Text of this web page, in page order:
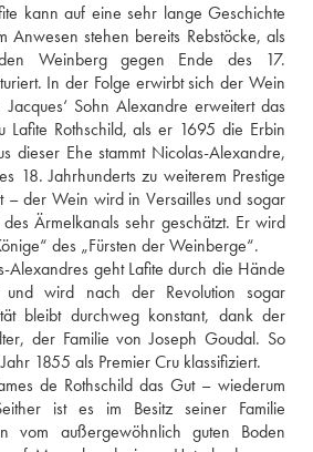
kann auf eine sehr lange Geschichte
Anwesen stehen bereits Rebstöcke, als
Weinberg gegen Ende des 17.
In der Folge erwirbt sich der Wein
Sohn Alexandre erweitert das
Lafite Rothschild, als er 1695 die Erbin
dieser Ehe stammt Nicolas-Alexandre,
18. Jahrhunderts zu weiterem Prestige
– der Wein wird in Versailles und sogar
Ärmelkanals sehr geschätzt. Er wird
des „Fürsten der Weinberge“.
Alexandres geht Lafite durch die Hände
und wird nach der Revolution sogar
bleibt durchweg konstant, dank der
der Familie von Joseph Goudal. So
1855 als Premier Cru klassifiziert.
de Rothschild das Gut – wiederum
ist es im Besitz seiner Familie
vom außergewöhnlich guten Boden